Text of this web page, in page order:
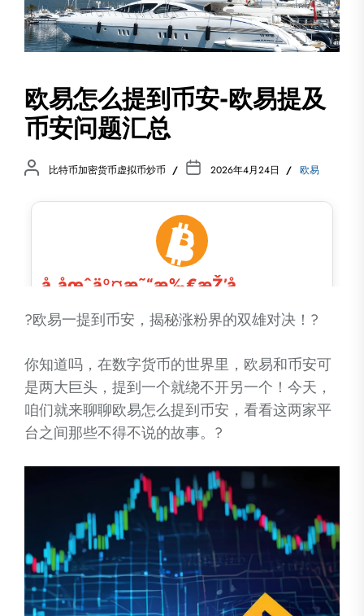
欧易怎么提到币安-欧易提及
币安问题汇总
比特币加密货币虚拟币炒币 2026年4月24日 欧易
?欧易一提到币安，揭秘涨粉界的双雄对决！?
你知道吗，在数字货币的世界里，欧易和币安可
是两大巨头，提到一个就绕不开另一个！今天，
咱们就来聊聊欧易怎么提到币安，看看这两家平
台之间那些不得不说的故事。?